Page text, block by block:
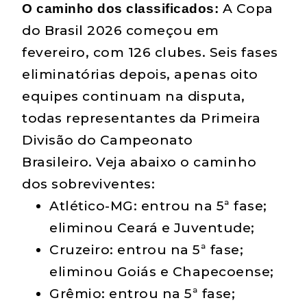
O caminho dos classificados: A Copa
do Brasil 2026 começou em
fevereiro, com 126 clubes. Seis fases
eliminatórias depois, apenas oito
equipes continuam na disputa,
todas representantes da Primeira
Divisão do Campeonato
Brasileiro. Veja abaixo o caminho
dos sobreviventes:
Atlético-MG: entrou na 5ª fase;
eliminou Ceará e Juventude;
Cruzeiro: entrou na 5ª fase;
eliminou Goiás e Chapecoense;
Grêmio: entrou na 5ª fase;